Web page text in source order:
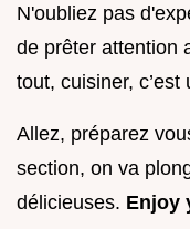
N'oubliez pas
de prêter attention
tout, cuisiner, c’est
Allez, préparez
section, on va
délicieuses. Enjoy